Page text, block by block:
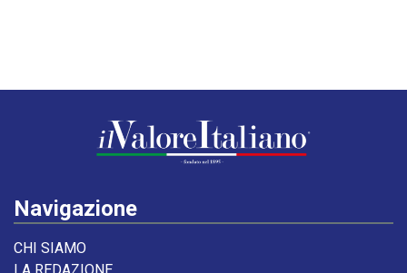
Navigazione
CHI SIAMO
LA REDAZIONE